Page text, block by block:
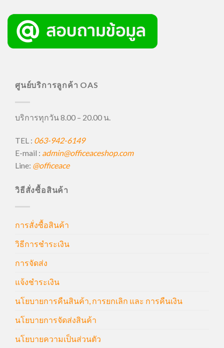
ศูนย์บริการลูกค้า OAS
บริการทุกวัน 8.00 – 20.00 น.
TEL : 063-942-6149
E-mail : admin@officeaceshop.com
Line: @officeace
วิธีสั่งซื้อสินค้า
การสั่งซื้อสินค้า
วิธีการชำระเงิน
การจัดส่ง
แจ้งชำระเงิน
นโยบายการคืนสินค้า, การยกเลิก และ การคืนเงิน
นโยบายการจัดส่งสินค้า
นโยบายความเป็นส่วนตัว